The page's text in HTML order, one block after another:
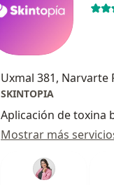
SKINTOPIA
Aplicación de toxina
Mostrar más